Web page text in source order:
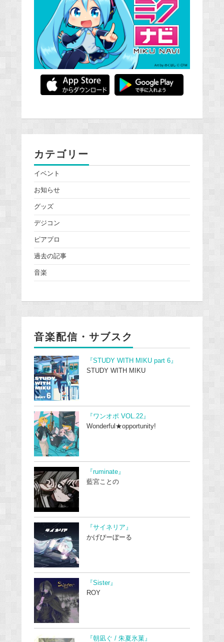
カテゴリー
イベント
お知らせ
グッズ
デジコン
ピアプロ
過去の記事
音楽
音楽配信・サブスク
『STUDY WITH MIKU part 6』
STUDY WITH MIKU
『ワンオポ VOL.22』
Wonderful★opportunity!
『ruminate』
藍宮ことの
『サイネリア』
かげぴーぼーる
『Sister』
ROY
『朝凪ぐ / 朱夏氷菓』